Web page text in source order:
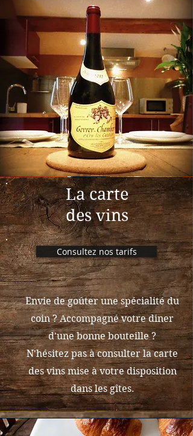
La carte
des vins
Consultez nos tarifs
Envie de goûter une spécialité du
coin ? Accompagné votre diner
d'une bonne bouteille ?
N'hésitez pas à consulter la carte
des vins mise à votre disposition
dans les gîtes.